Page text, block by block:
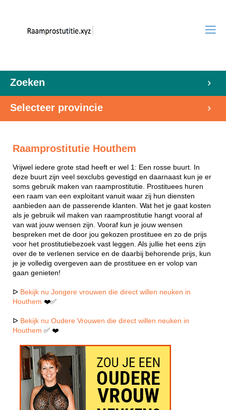
Zoeken
Selecteer provincie
Raamprostitutie Houthem
Vrijwel iedere grote stad heeft er wel 1: Een rosse buurt. In
deze buurt zijn veel sexclubs gevestigd en daarnaast kun je er
soms gebruik maken van raamprostitutie. Prostituees huren
een raam van een exploitant vanuit waar zij hun diensten
aanbieden aan de passerende klanten. Wat het je gaat kosten
als je gebruik wil maken van raamprostitutie hangt vooral af
van wat jouw wensen zijn. Vooraf kun je jouw wensen
bespreken met de door jou gekozen prostituee en zo de prijs
voor het prostitutiebezoek vast leggen. Als jullie het eens zijn
over de te verlenen service en de daarbij behorende prijs, kun
je je volledig overgeven aan de prostituee en er volop van
gaan genieten!
ᐅ Bekijk nu Jongere vrouwen die direct willen neuken in
Houthem ❤️✅
ᐅ Bekijk nu Oudere Vrouwen die direct willen neuken in
Houthem ✅ ❤️